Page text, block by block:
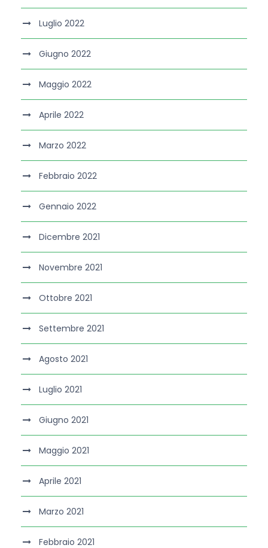
Luglio 2022
Giugno 2022
Maggio 2022
Aprile 2022
Marzo 2022
Febbraio 2022
Gennaio 2022
Dicembre 2021
Novembre 2021
Ottobre 2021
Settembre 2021
Agosto 2021
Luglio 2021
Giugno 2021
Maggio 2021
Aprile 2021
Marzo 2021
Febbraio 2021